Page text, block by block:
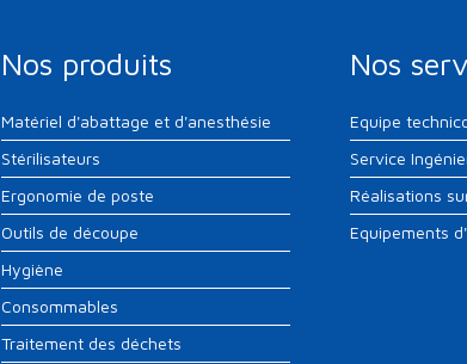
Nos produits
Matériel d'abattage et d'anesthésie
Stérilisateurs
Ergonomie de poste
Outils de découpe
Hygiène
Consommables
Traitement des déchets
Nos
Equipe
Service
Réalisations
Equipements